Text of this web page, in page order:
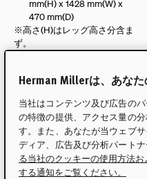
mm(H) x 1428 mm(W) x
470 mm(D)
※高さ(H)はレッグ高さ分含ま
ず。
3ドロワー : 38 kg
2スライドドア : 54 kg
1ドロワー＆2シェルフ : 20
kg
2ドア＆3ドロワー : 80 kg
Herman Millerは、あなた
当社はコンテンツ及び広告の
の特徴の提供、アクセス量の
す。また、あなたが当ウェブ
ディア、広告及び分析パート
る当社のクッキーの使用方法
する通知をご覧ください。